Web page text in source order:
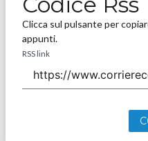
Clicca sul pulsante per
appunti.
RSS link